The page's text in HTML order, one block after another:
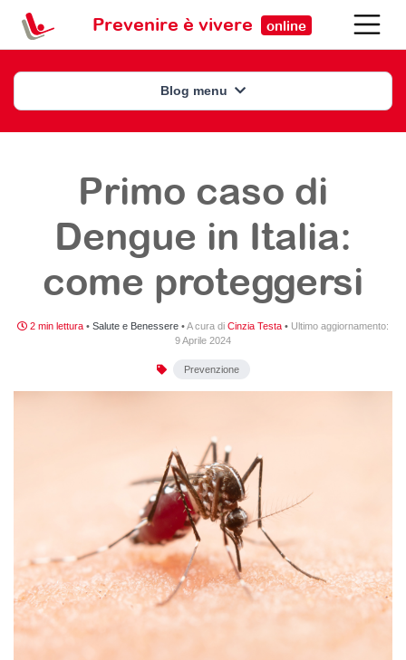
Prevenire è vivere online
Blog menu
Primo caso di
Dengue in Italia:
come proteggersi
2 min lettura • Salute e Benessere •A cura di Cinzia Testa • Ultimo aggiornamento:
9 Aprile 2024
Prevenzione